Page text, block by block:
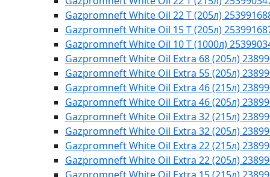
Gazpromneft White Oil 22 T (205л)
Gazpromneft White Oil 15 T (205л)
Gazpromneft White Oil 10 T (1000л)
Gazpromneft White Oil Extra 68 (205л)
Gazpromneft White Oil Extra 55 (205л)
Gazpromneft White Oil Extra 46 (215л)
Gazpromneft White Oil Extra 46 (205л)
Gazpromneft White Oil Extra 32 (215л)
Gazpromneft White Oil Extra 32 (205л)
Gazpromneft White Oil Extra 22 (215л)
Gazpromneft White Oil Extra 22 (205л)